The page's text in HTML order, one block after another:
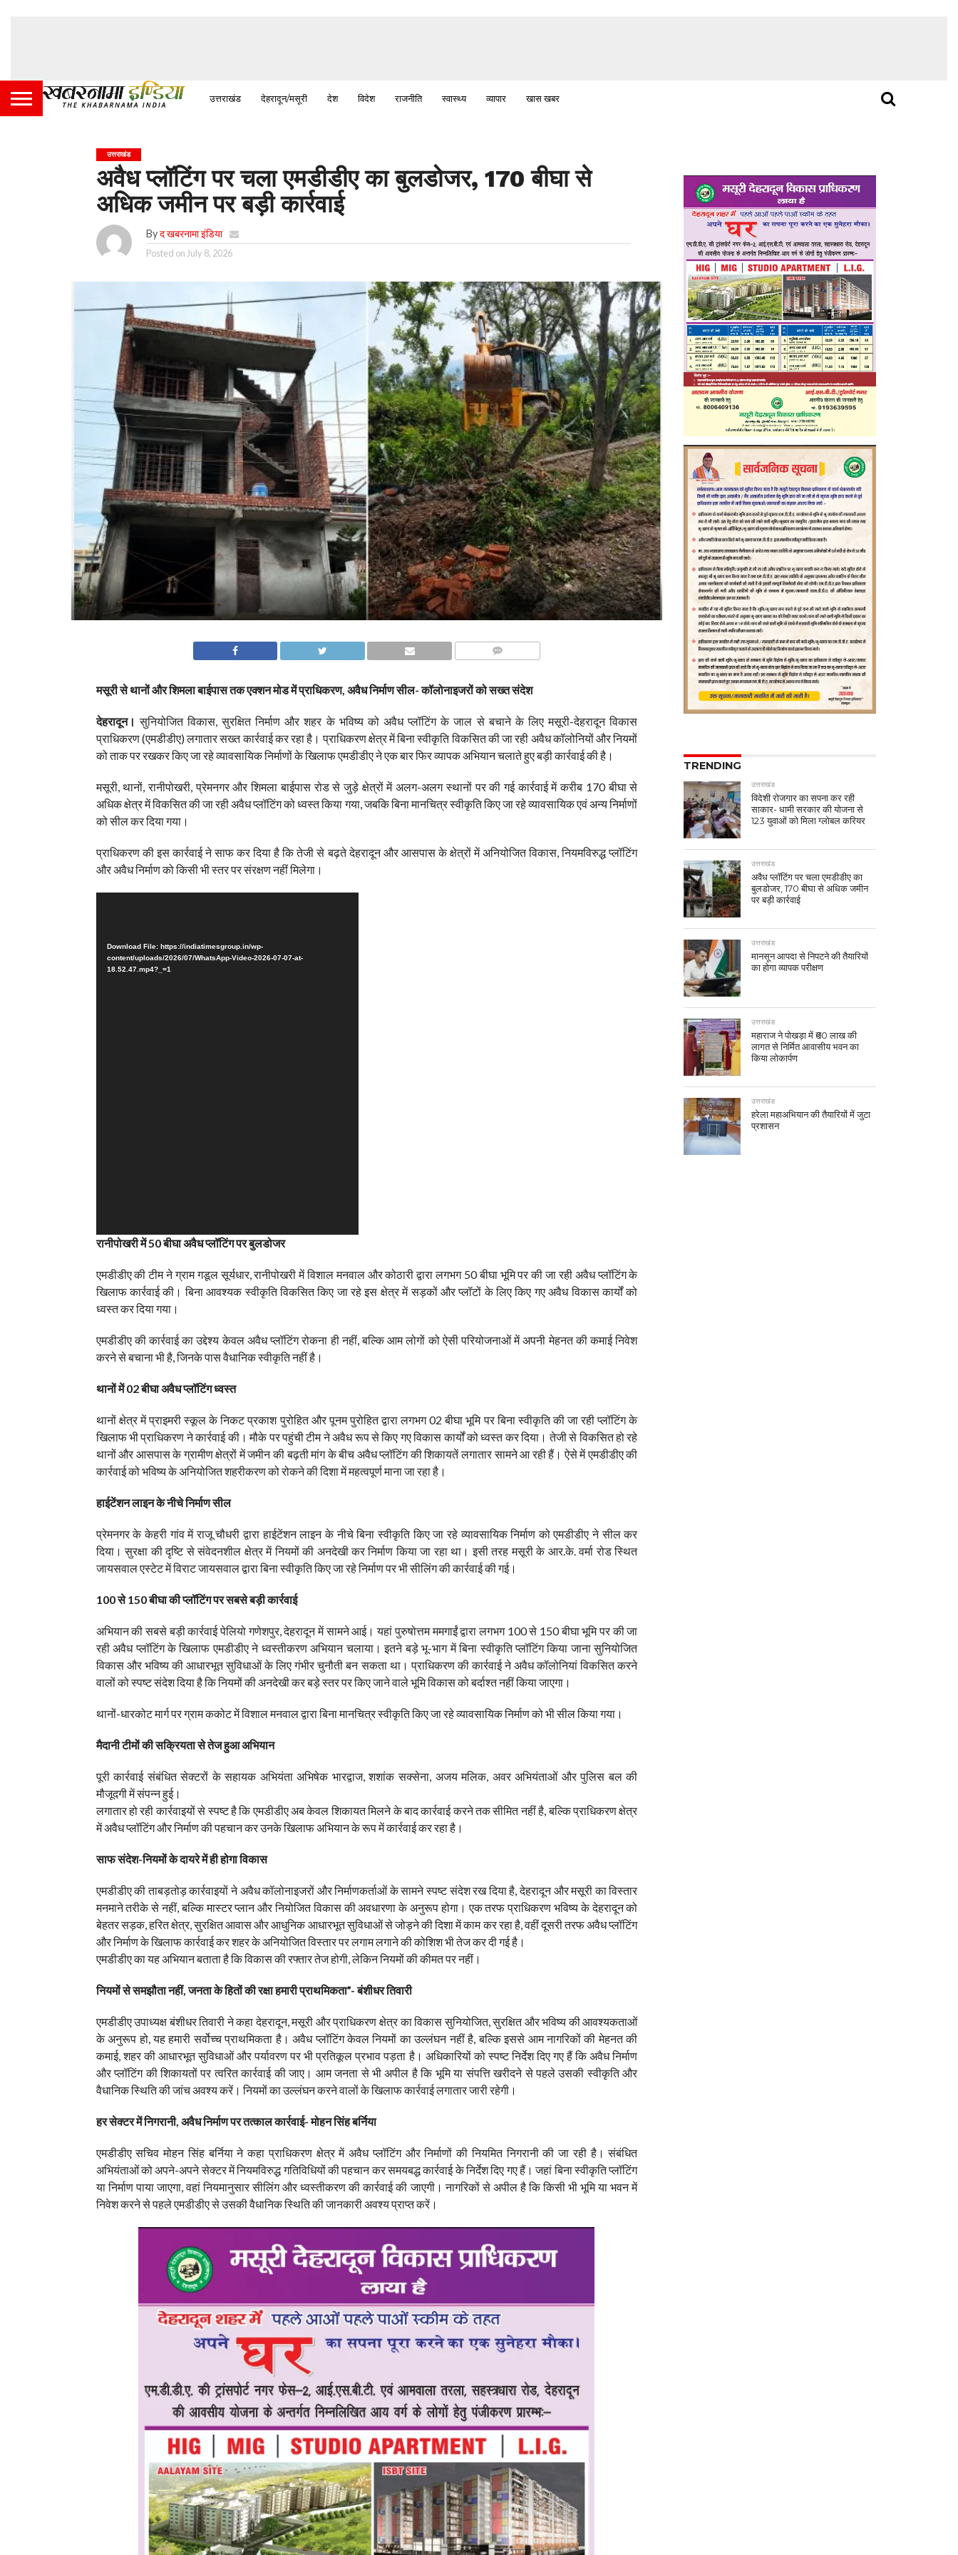
उत्तराखंड देहरादून/मसूरी देश विदेश राजनीति स्वास्थ्य व्यापार खास खबर
उत्तराखंड
अवैध प्लॉटिंग पर चला एमडीडीए का बुलडोजर, 170 बीघा से
अधिक जमीन पर बड़ी कार्रवाई
Byद खबरनामा इंडिया
Posted on July 8, 2026
मसूरी से थानों और शिमला बाईपास तक एक्शन मोड में प्राधिकरण, अवैध निर्माण सील- कॉलोनाइजरों को सख्त संदेश
देहरादून। सुनियोजित विकास, सुरक्षित निर्माण और शहर के भविष्य को अवैध प्लॉटिंग के जाल से बचाने के लिए मसूरी-देहरादून विकास
प्राधिकरण (एमडीडीए) लगातार सख्त कार्रवाई कर रहा है। प्राधिकरण क्षेत्र में बिना स्वीकृति विकसित की जा रही अवैध कॉलोनियों और नियमों
को ताक पर रखकर किए जा रहे व्यावसायिक निर्माणों के खिलाफ एमडीडीए ने एक बार फिर व्यापक अभियान चलाते हुए बड़ी कार्रवाई की है।
मसूरी, थानों, रानीपोखरी, प्रेमनगर और शिमला बाईपास रोड से जुड़े क्षेत्रों में अलग-अलग स्थानों पर की गई कार्रवाई में करीब 170 बीघा से
अधिक क्षेत्र में विकसित की जा रही अवैध प्लॉटिंग को ध्वस्त किया गया, जबकि बिना मानचित्र स्वीकृति किए जा रहे व्यावसायिक एवं अन्य निर्माणों
को सील कर दिया गया।
प्राधिकरण की इस कार्रवाई ने साफ कर दिया है कि तेजी से बढ़ते देहरादून और आसपास के क्षेत्रों में अनियोजित विकास, नियमविरुद्ध प्लॉटिंग
और अवैध निर्माण को किसी भी स्तर पर संरक्षण नहीं मिलेगा।
Video
Download File: https://indiatimesgroup.in/wp-
content/uploads/2026/07/WhatsApp-Video-2026-07-07-at-
18.52.47.mp4?_=1
रानीपोखरी में 50 बीघा अवैध प्लॉटिंग पर बुलडोजर
एमडीडीए की टीम ने ग्राम गडूल सूर्यधार, रानीपोखरी में विशाल मनवाल और कोठारी द्वारा लगभग 50 बीघा भूमि पर की जा रही अवैध प्लॉटिंग के
खिलाफ कार्रवाई की। बिना आवश्यक स्वीकृति विकसित किए जा रहे इस क्षेत्र में सड़कों और प्लॉटों के लिए किए गए अवैध विकास कार्यों को
ध्वस्त कर दिया गया।
एमडीडीए की कार्रवाई का उद्देश्य केवल अवैध प्लॉटिंग रोकना ही नहीं, बल्कि आम लोगों को ऐसी परियोजनाओं में अपनी मेहनत की कमाई निवेश
करने से बचाना भी है, जिनके पास वैधानिक स्वीकृति नहीं है।
थानों में 02 बीघा अवैध प्लॉटिंग ध्वस्त
थानों क्षेत्र में प्राइमरी स्कूल के निकट प्रकाश पुरोहित और पूनम पुरोहित द्वारा लगभग 02 बीघा भूमि पर बिना स्वीकृति की जा रही प्लॉटिंग के
खिलाफ भी प्राधिकरण ने कार्रवाई की। मौके पर पहुंची टीम ने अवैध रूप से किए गए विकास कार्यों को ध्वस्त कर दिया। तेजी से विकसित हो रहे
थानों और आसपास के ग्रामीण क्षेत्रों में जमीन की बढ़ती मांग के बीच अवैध प्लॉटिंग की शिकायतें लगातार सामने आ रही हैं। ऐसे में एमडीडीए की
कार्रवाई को भविष्य के अनियोजित शहरीकरण को रोकने की दिशा में महत्वपूर्ण माना जा रहा है।
हाईटेंशन लाइन के नीचे निर्माण सील
प्रेमनगर के केहरी गांव में राजू चौधरी द्वारा हाईटेंशन लाइन के नीचे बिना स्वीकृति किए जा रहे व्यावसायिक निर्माण को एमडीडीए ने सील कर
दिया। सुरक्षा की दृष्टि से संवेदनशील क्षेत्र में नियमों की अनदेखी कर निर्माण किया जा रहा था। इसी तरह मसूरी के आर.के. वर्मा रोड स्थित
जायसवाल एस्टेट में विराट जायसवाल द्वारा बिना स्वीकृति किए जा रहे निर्माण पर भी सीलिंग की कार्रवाई की गई।
100 से 150 बीघा की प्लॉटिंग पर सबसे बड़ी कार्रवाई
अभियान की सबसे बड़ी कार्रवाई पेलियो गणेशपुर, देहरादून में सामने आई। यहां पुरुषोत्तम ममगाईं द्वारा लगभग 100 से 150 बीघा भूमि पर की जा
रही अवैध प्लॉटिंग के खिलाफ एमडीडीए ने ध्वस्तीकरण अभियान चलाया। इतने बड़े भू-भाग में बिना स्वीकृति प्लॉटिंग किया जाना सुनियोजित
विकास और भविष्य की आधारभूत सुविधाओं के लिए गंभीर चुनौती बन सकता था। प्राधिकरण की कार्रवाई ने अवैध कॉलोनियां विकसित करने
वालों को स्पष्ट संदेश दिया है कि नियमों की अनदेखी कर बड़े स्तर पर किए जाने वाले भूमि विकास को बर्दाश्त नहीं किया जाएगा।
थानों-धारकोट मार्ग पर ग्राम ककोट में विशाल मनवाल द्वारा बिना मानचित्र स्वीकृति किए जा रहे व्यावसायिक निर्माण को भी सील किया गया।
मैदानी टीमों की सक्रियता से तेज हुआ अभियान
पूरी कार्रवाई संबंधित सेक्टरों के सहायक अभियंता अभिषेक भारद्वाज, शशांक सक्सेना, अजय मलिक, अवर अभियंताओं और पुलिस बल की
मौजूदगी में संपन्न हुई।
लगातार हो रही कार्रवाइयों से स्पष्ट है कि एमडीडीए अब केवल शिकायत मिलने के बाद कार्रवाई करने तक सीमित नहीं है, बल्कि प्राधिकरण क्षेत्र
में अवैध प्लॉटिंग और निर्माण की पहचान कर उनके खिलाफ अभियान के रूप में कार्रवाई कर रहा है।
साफ संदेश-नियमों के दायरे में ही होगा विकास
एमडीडीए की ताबड़तोड़ कार्रवाइयों ने अवैध कॉलोनाइजरों और निर्माणकर्ताओं के सामने स्पष्ट संदेश रख दिया है, देहरादून और मसूरी का विस्तार
मनमाने तरीके से नहीं, बल्कि मास्टर प्लान और नियोजित विकास की अवधारणा के अनुरूप होगा। एक तरफ प्राधिकरण भविष्य के देहरादून को
बेहतर सड़क, हरित क्षेत्र, सुरक्षित आवास और आधुनिक आधारभूत सुविधाओं से जोड़ने की दिशा में काम कर रहा है, वहीं दूसरी तरफ अवैध प्लॉटिंग
और निर्माण के खिलाफ कार्रवाई कर शहर के अनियोजित विस्तार पर लगाम लगाने की कोशिश भी तेज कर दी गई है।
एमडीडीए का यह अभियान बताता है कि विकास की रफ्तार तेज होगी, लेकिन नियमों की कीमत पर नहीं।
नियमों से समझौता नहीं, जनता के हितों की रक्षा हमारी प्राथमिकता”- बंशीधर तिवारी
एमडीडीए उपाध्यक्ष बंशीधर तिवारी ने कहा देहरादून, मसूरी और प्राधिकरण क्षेत्र का विकास सुनियोजित, सुरक्षित और भविष्य की आवश्यकताओं
के अनुरूप हो, यह हमारी सर्वोच्च प्राथमिकता है। अवैध प्लॉटिंग केवल नियमों का उल्लंघन नहीं है, बल्कि इससे आम नागरिकों की मेहनत की
कमाई, शहर की आधारभूत सुविधाओं और पर्यावरण पर भी प्रतिकूल प्रभाव पड़ता है। अधिकारियों को स्पष्ट निर्देश दिए गए हैं कि अवैध निर्माण
और प्लॉटिंग की शिकायतों पर त्वरित कार्रवाई की जाए। आम जनता से भी अपील है कि भूमि या संपत्ति खरीदने से पहले उसकी स्वीकृति और
वैधानिक स्थिति की जांच अवश्य करें। नियमों का उल्लंघन करने वालों के खिलाफ कार्रवाई लगातार जारी रहेगी।
हर सेक्टर में निगरानी, अवैध निर्माण पर तत्काल कार्रवाई- मोहन सिंह बर्निया
एमडीडीए सचिव मोहन सिंह बर्निया ने कहा प्राधिकरण क्षेत्र में अवैध प्लॉटिंग और निर्माणों की नियमित निगरानी की जा रही है। संबंधित
अभियंताओं को अपने-अपने सेक्टर में नियमविरुद्ध गतिविधियों की पहचान कर समयबद्ध कार्रवाई के निर्देश दिए गए हैं। जहां बिना स्वीकृति प्लॉटिंग
या निर्माण पाया जाएगा, वहां नियमानुसार सीलिंग और ध्वस्तीकरण की कार्रवाई की जाएगी। नागरिकों से अपील है कि किसी भी भूमि या भवन में
निवेश करने से पहले एमडीडीए से उसकी वैधानिक स्थिति की जानकारी अवश्य प्राप्त करें।
TRENDING
उत्तराखंड
विदेशी रोजगार का सपना कर रही
साकार- धामी सरकार की योजना से
123 युवाओं को मिला ग्लोबल करियर
उत्तराखंड
अवैध प्लॉटिंग पर चला एमडीडीए का
बुलडोजर, 170 बीघा से अधिक जमीन
पर बड़ी कार्रवाई
उत्तराखंड
मानसून आपदा से निपटने की तैयारियों
का होगा व्यापक परीक्षण
उत्तराखंड
महाराज ने पोखड़ा में ₹60 लाख की
लागत से निर्मित आवासीय भवन का
किया लोकार्पण
उत्तराखंड
हरेला महाअभियान की तैयारियों में जुटा
प्रशासन